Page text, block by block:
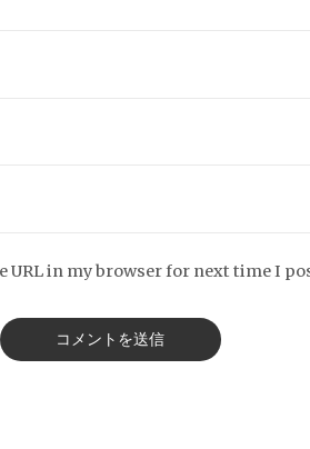
URL in my browser for next time I